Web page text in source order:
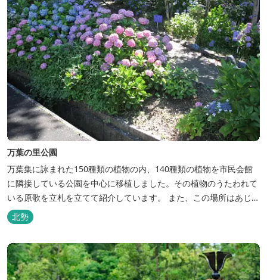
万葉の里公園
万葉集に詠まれた150種類の植物の内、140種類の植物を市民会館
に隣接している公園を中心に移植しました。その植物のうたわれて
いる原歌を立札を立てて紹介しています。 また、この場所はあじさ
いの名所としても有名で、6月中旬には、5000株のあじさいが咲き
北勢